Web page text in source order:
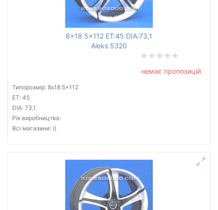
8x18 5x112 ET:45 DIA:73,1
Aleks 5320
немає пропозицій
Типорозмір: 8x18 5x112
ET: 45
DIA: 73,1
Рік виробництва:
Всі магазини: ()